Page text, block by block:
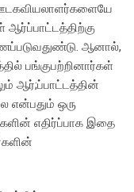
ஊடகவியலாளர்களையே
ஆர்ப்பாட்டத்திற்கு
ஆனால்,
பங்குபற்றினார்கள்
ஆர்;ப்பாட்டத்தின்
என்பதும் ஒரு
எதிர்ப்பாக இதை